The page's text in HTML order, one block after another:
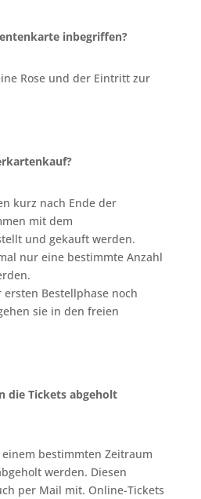
inbegriffen?
Rose und der Eintritt zur
kurz nach Ende der
mit dem
und gekauft werden.
nur eine bestimmte Anzahl
ersten Bestellphase noch
sie in den freien
die Tickets abgeholt
bestimmten Zeitraum
werden. Diesen
per Mail mit. Online-Tickets